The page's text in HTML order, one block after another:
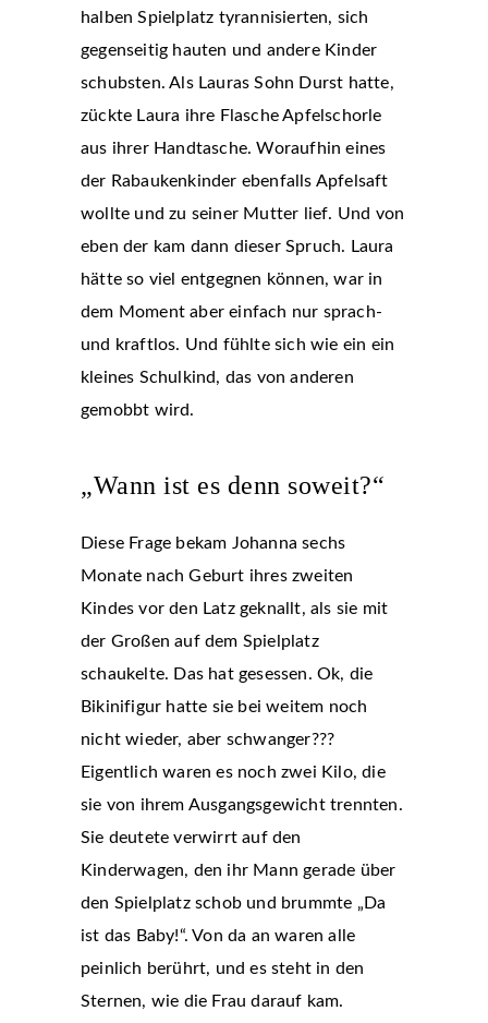
halben Spielplatz tyrannisierten, sich
gegenseitig hauten und andere Kinder
schubsten. Als Lauras Sohn Durst hatte,
zückte Laura ihre Flasche Apfelschorle
aus ihrer Handtasche. Woraufhin eines
der Rabaukenkinder ebenfalls Apfelsaft
wollte und zu seiner Mutter lief. Und von
eben der kam dann dieser Spruch. Laura
hätte so viel entgegnen können, war in
dem Moment aber einfach nur sprach-
und kraftlos. Und fühlte sich wie ein ein
kleines Schulkind, das von anderen
gemobbt wird.
„Wann ist es denn soweit?“
Diese Frage bekam Johanna sechs
Monate nach Geburt ihres zweiten
Kindes vor den Latz geknallt, als sie mit
der Großen auf dem Spielplatz
schaukelte. Das hat gesessen. Ok, die
Bikinifigur hatte sie bei weitem noch
nicht wieder, aber schwanger???
Eigentlich waren es noch zwei Kilo, die
sie von ihrem Ausgangsgewicht trennten.
Sie deutete verwirrt auf den
Kinderwagen, den ihr Mann gerade über
den Spielplatz schob und brummte „Da
ist das Baby!“. Von da an waren alle
peinlich berührt, und es steht in den
Sternen, wie die Frau darauf kam.